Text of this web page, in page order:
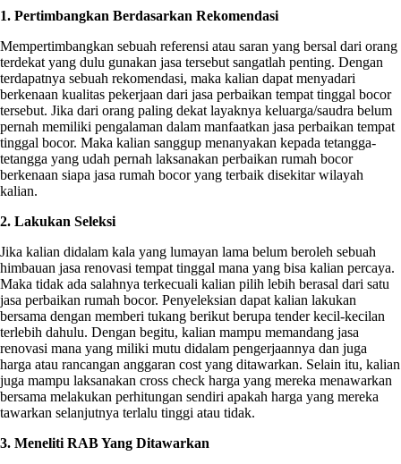
1. Pertimbangkan Berdasarkan Rekomendasi
Mempertimbangkan sebuah referensi atau saran yang bersal dari orang
terdekat yang dulu gunakan jasa tersebut sangatlah penting. Dengan
terdapatnya sebuah rekomendasi, maka kalian dapat menyadari
berkenaan kualitas pekerjaan dari jasa perbaikan tempat tinggal bocor
tersebut. Jika dari orang paling dekat layaknya keluarga/saudra belum
pernah memiliki pengalaman dalam manfaatkan jasa perbaikan tempat
tinggal bocor. Maka kalian sanggup menanyakan kepada tetangga-
tetangga yang udah pernah laksanakan perbaikan rumah bocor
berkenaan siapa jasa rumah bocor yang terbaik disekitar wilayah
kalian.
2. Lakukan Seleksi
Jika kalian didalam kala yang lumayan lama belum beroleh sebuah
himbauan jasa renovasi tempat tinggal mana yang bisa kalian percaya.
Maka tidak ada salahnya terkecuali kalian pilih lebih berasal dari satu
jasa perbaikan rumah bocor. Penyeleksian dapat kalian lakukan
bersama dengan memberi tukang berikut berupa tender kecil-kecilan
terlebih dahulu. Dengan begitu, kalian mampu memandang jasa
renovasi mana yang miliki mutu didalam pengerjaannya dan juga
harga atau rancangan anggaran cost yang ditawarkan. Selain itu, kalian
juga mampu laksanakan cross check harga yang mereka menawarkan
bersama melakukan perhitungan sendiri apakah harga yang mereka
tawarkan selanjutnya terlalu tinggi atau tidak.
3. Meneliti RAB Yang Ditawarkan